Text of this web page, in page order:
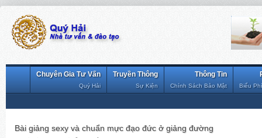
Biểu
Thông Tin
Chính Sách Bảo Mật
Truyền Thông
Sự Kiện
Chuyên Gia Tư Vấn
Quý Hải
Bài giảng sexy và chuẩn mực đạo đức ở giảng đường